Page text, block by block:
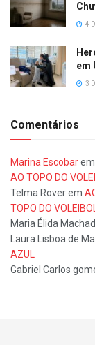
4
em
3
Comentários
Marina Escobarem
AO TOPO DO
Telma Roverem
TOPO DO
Maria Élida
Laura Lisboa de
AZUL
Gabriel Carlos